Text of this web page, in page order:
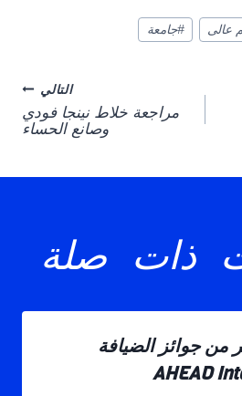
عالى #جامعة
التالي
مراجعة خلاط نينجا فودي
وصانع الحساء
ذات صلة
من جوائز الضيافة
AHEAD